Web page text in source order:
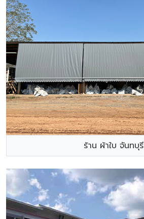
ร้าน ผ้าใบ จันทบุรี